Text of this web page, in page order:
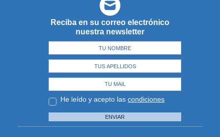
Reciba en su correo electrónico
nuestra newsletter
He leído y acepto las condiciones
ENVIAR